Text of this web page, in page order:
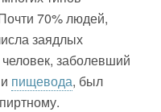
70% людей,
заядлых
заболевший
и пищевода, был